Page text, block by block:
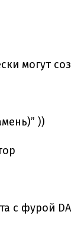
могут
))
с фурой